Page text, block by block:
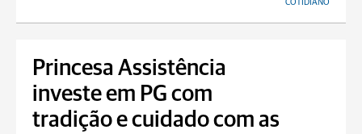
COTIDIANO
Princesa Assistência
investe em PG com
tradição e cuidado com as